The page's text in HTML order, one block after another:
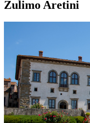
Zulimo Aretini